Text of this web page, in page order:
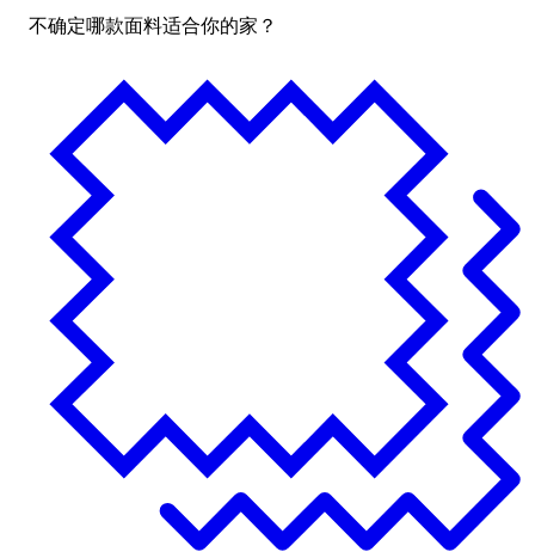
不确定哪款面料适合你的家？